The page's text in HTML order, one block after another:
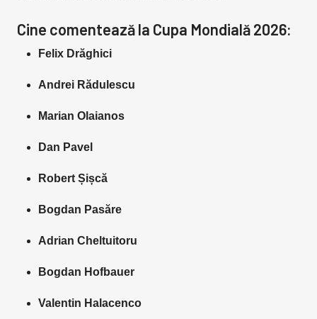
Cine comentează la Cupa Mondială 2026:
Felix Drăghici
Andrei Rădulescu
Marian Olaianos
Dan Pavel
Robert Șișcă
Bogdan Pasăre
Adrian Cheltuitoru
Bogdan Hofbauer
Valentin Halacenco